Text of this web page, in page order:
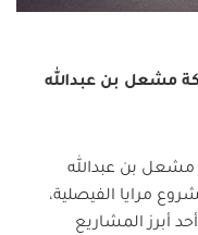
مشعل بن عبدالله
بن عبدالله
مرايا الفيصلية،
أبرز المشاريع